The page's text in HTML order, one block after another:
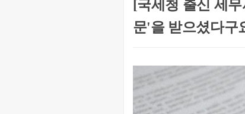
[국세청 출신 세
문'을 받으셨다구